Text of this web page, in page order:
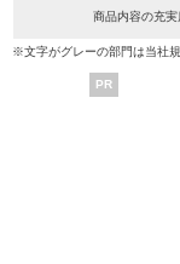
商品内容の充実
※文字がグレーの部門は当社
PR